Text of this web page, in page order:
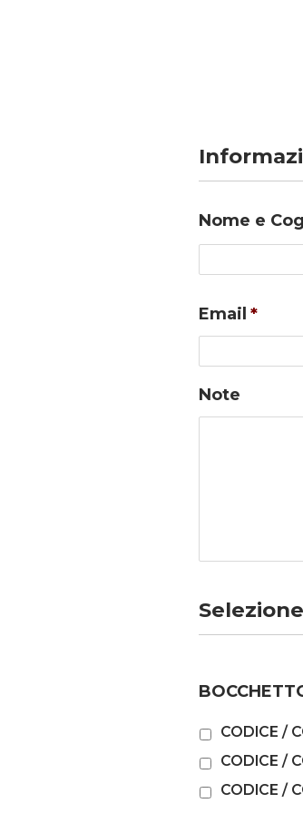
Nome e
Email *
Note
CODICE /
CODICE /
CODICE /